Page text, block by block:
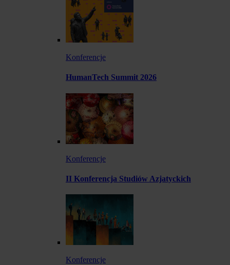
Konferencje
HumanTech Summit 2026
Konferencje
II Konferencja Studiów Azjatyckich
Konferencje